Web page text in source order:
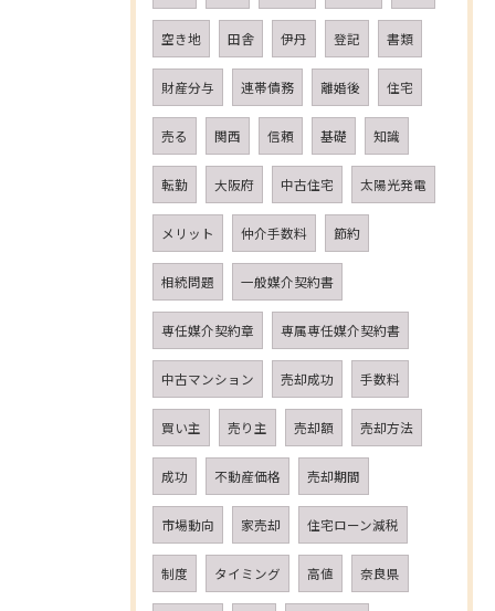
空き地 田舎 伊丹 登記 書類
財産分与 連帯債務 離婚後 住宅
売る 関西 信頼 基礎 知識
転勤 大阪府 中古住宅 太陽光発電
メリット 仲介手数料 節約
相続問題 一般媒介契約書
専任媒介契約章 専属専任媒介契約書
中古マンション 売却成功 手数料
買い主 売り主 売却額 売却方法
成功 不動産価格 売却期間
市場動向 家売却 住宅ローン減税
制度 タイミング 高値 奈良県